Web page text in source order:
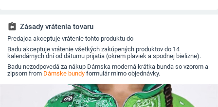
dámske parky, zima
2022
bunda, kabát
assignment_return Zásady vrátenia tovaru
Predajca akceptuje vrátenie tohto produktu do
Badu akceptuje vrátenie všetkých zakúpených produktov do 14
kalendárnych dní od dátumu prijatia (okrem plaviek a spodnej bielizne).
Badu nezodpovedá za nákup Dámska moderná krátka bunda so vzorom a
zipsom from Dámske bundy formulár mimo objednávky.